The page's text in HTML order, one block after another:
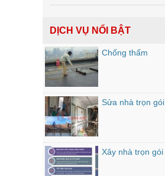
DỊCH VỤ NỔI BẬT
Chống thấm
Sửa nhà trọn gói
Xây nhà trọn gói